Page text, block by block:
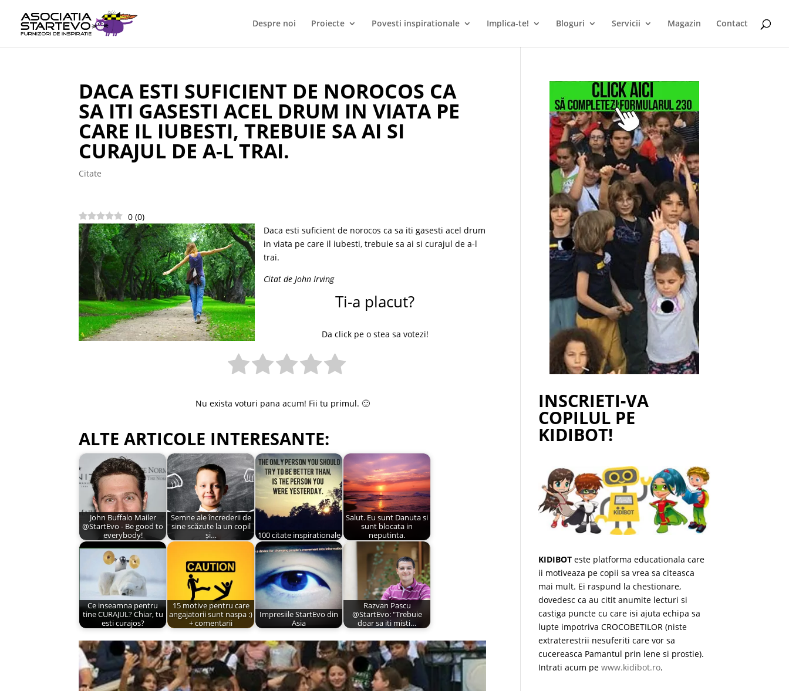
Despre noi Proiecte Povesti inspirationale Implica-te! Bloguri Servicii Magazin Contact
DACA ESTI SUFICIENT DE NOROCOS CA
SA ITI GASESTI ACEL DRUM IN VIATA PE
CARE IL IUBESTI, TREBUIE SA AI SI
CURAJUL DE A-L TRAI.
Citate
0 (0)
Daca esti suficient de norocos ca sa iti gasesti acel drum
in viata pe care il iubesti, trebuie sa ai si curajul de a-l
trai.
Citat de John Irving
Ti-a placut?
Da click pe o stea sa votezi!
Nu exista voturi pana acum! Fii tu primul. 🙂
ALTE ARTICOLE INTERESANTE:
John Buffalo Mailer
@StartEvo - Be good to
everybody!
Semne ale încrederii de
sine scăzute la un copil
și…
100 citate inspirationale
Salut. Eu sunt Danuta si
sunt blocata in
neputinta.
Ce inseamna pentru
tine CURAJUL? Chiar, tu
esti curajos?
15 motive pentru care
angajatorii sunt naspa :)
+ comentarii
Impresiile StartEvo din
Asia
Razvan Pascu
@StartEvo: "Trebuie
doar sa iti misti…
INSCRIETI-VA
COPILUL PE
KIDIBOT!
KIDIBOT este platforma educationala care
ii motiveaza pe copii sa vrea sa citeasca
mai mult. Ei raspund la chestionare,
dovedesc ca au citit anumite lecturi si
castiga puncte cu care isi ajuta echipa sa
lupte impotriva CROCOBETILOR (niste
extraterestrii nesuferiti care vor sa
cucereasca Pamantul prin lene si prostie).
Intrati acum pewww.kidibot.ro.